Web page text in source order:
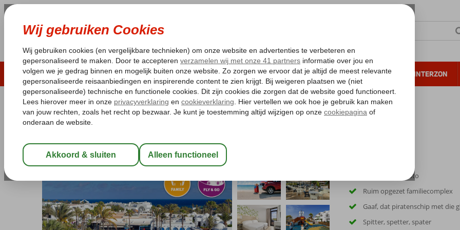
LAST MINUTE ZOMER 2026 ZONVAKANTIE VERRE REIZEN ALL INCLUSIVE WINTERZON
Pakketgarantie Laagsteprijsgarantie* Gratis annuleren*
Home
Spanje Canarische Eilanden
Fly & Go H10 Suites Lanzarote Gardens
Halfpension Appartement
Inclusief huurauto
Ruim opgezet familiecomplex
Gaaf, dat piratenschip met die
Spitter, spetter, spater